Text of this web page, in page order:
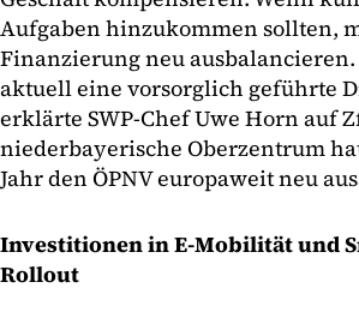
Aufgaben hinzukommen sollten,
Finanzierung neu
aktuell eine vorsorglich geführte
erklärte SWP-Chef Uwe Horn auf
niederbayerische Oberzentrum
Jahr den ÖPNV europaweit neu
Investitionen in E-Mobilität und
Rollout